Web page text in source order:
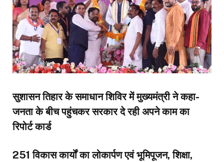
सुशासन तिहार के समाधान शिविर में मुख्यमंत्री ने कहा-
जनता के बीच पहुंचकर सरकार दे रही अपने काम का
रिपोर्ट कार्ड
251 विकास कार्यों का लोकार्पण एवं भूमिपूजन, शिक्षा,